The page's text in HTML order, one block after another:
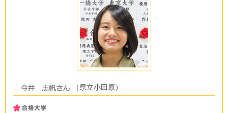
（県立小田原）